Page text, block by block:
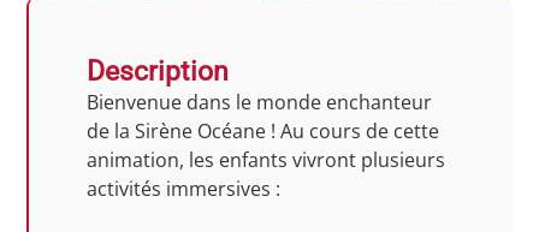
Description
Bienvenue dans le monde enchanteur
de la Sirène Océane ! Au cours de cette
animation, les enfants vivront plusieurs
activités immersives :